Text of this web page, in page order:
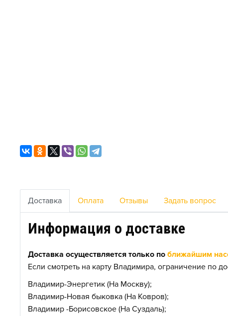
Доставка Оплата Отзывы Задать вопрос
Информация о доставке
Доставка осуществляется только по ближайшим
Если смотреть на карту Владимира, ограничение по
Владимир-Энергетик (На Москву);
Владимир-Новая быковка (На Ковров);
Владимир -Борисовское (На Суздаль);